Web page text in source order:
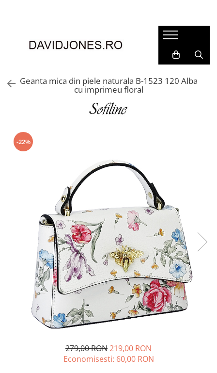
Accesorii
Genti din piele
Incaltaminte
Cizme si botine
Geanta mica din piele naturala B-1523 120 Alba
cu imprimeu floral
-22%
279,00 RON219,00 RON
Economisesti: 60,00 RON